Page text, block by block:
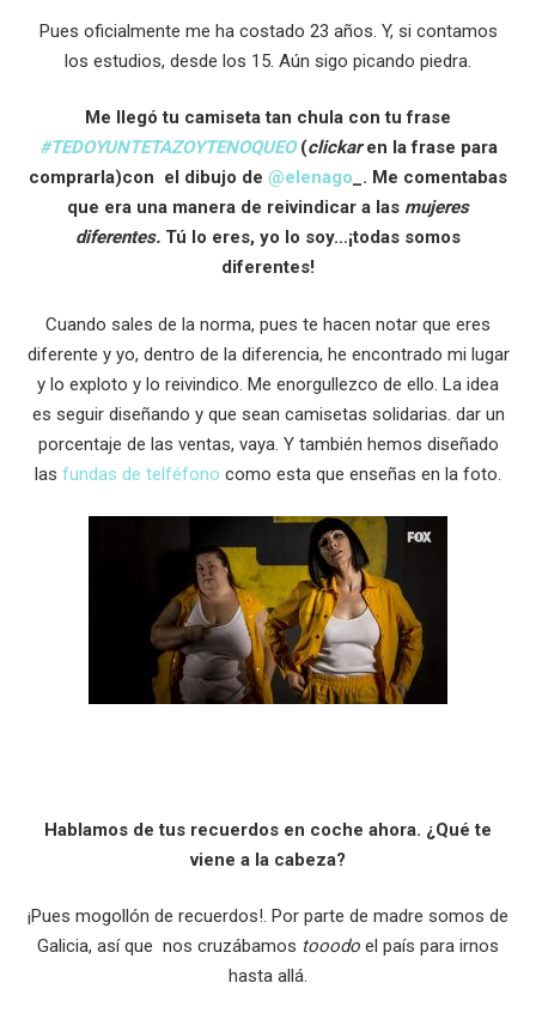
Pues oficialmente me ha costado 23 años. Y, si contamos
los estudios, desde los 15. Aún sigo picando piedra.
Me llegó tu camiseta tan chula con tu frase
#TEDOYUNTETAZOYTENOQUEO(clickaren la frase para
comprarla)con el dibujo de @elenago _. Me comentabas
que era una manera de reivindicar a las mujeres
diferentes. Tú lo eres, yo lo soy…¡todas somos
diferentes!
Cuando sales de la norma, pues te hacen notar que eres
diferente y yo, dentro de la diferencia, he encontrado mi lugar
y lo exploto y lo reivindico. Me enorgullezco de ello. La idea
es seguir diseñando y que sean camisetas solidarias. dar un
porcentaje de las ventas, vaya. Y también hemos diseñado
las fundas de telféfono como esta que enseñas en la foto.
Hablamos de tus recuerdos en coche ahora. ¿Qué te
viene a la cabeza?
¡Pues mogollón de recuerdos!. Por parte de madre somos de
Galicia, así que nos cruzábamos tooodo el país para irnos
hasta allá.